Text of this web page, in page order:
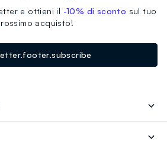
e ottieni il -10% di sconto sul tuo
acquisto!